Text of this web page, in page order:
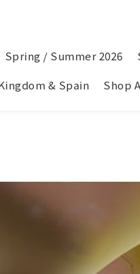
Spring / Summer 2026
& Spain
Shop